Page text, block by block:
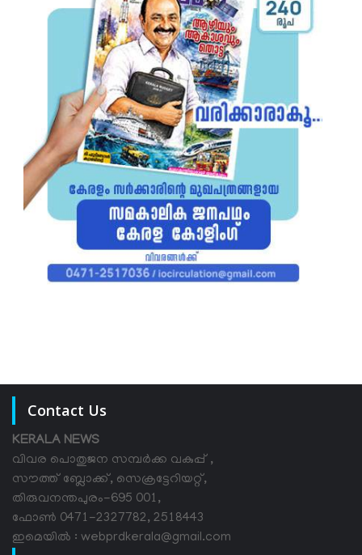
Contact Us
KERALA NEWS
വിവര പൊതുജന സമ്പര്‍ക്ക വകുപ്പ് ,
സൗത്ത് ബ്ലോക്ക്, സെക്രട്ടേറിയറ്റ്,
തിരുവനന്തപുരം-695 001,
ഫോൺ 0471-2327782, 2518443
ഇമെയിൽ : webprdkerala@gmail.com